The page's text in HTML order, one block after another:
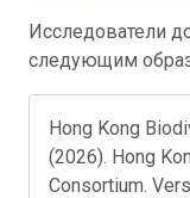
Исследователи
следующим
Hong Kong
(2026). Hong
Consortium.